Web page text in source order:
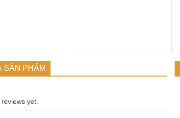
SẢN PHẨM
yet.